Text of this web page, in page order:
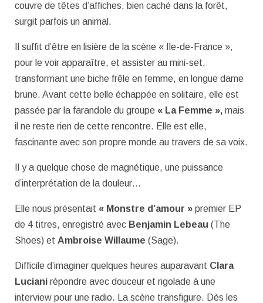
couvre de têtes d’affiches, bien caché dans la forêt,
surgit parfois un animal.
Il suffit d’être en lisière de la scène « Ile-de-France »,
pour le voir apparaître, et assister au mini-set,
transformant une biche frêle en femme, en longue dame
brune. Avant cette belle échappée en solitaire, elle est
passée par la farandole du groupe « La Femme », mais
il ne reste rien de cette rencontre. Elle est elle,
fascinante avec son propre monde au travers de sa voix.
Il y a quelque chose de magnétique, une puissance
d’interprétation de la douleur…
Elle nous présentait « Monstre d’amour » premier EP
de 4 titres, enregistré avec Benjamin Lebeau (The
Shoes) et Ambroise Willaume (Sage).
Difficile d’imaginer quelques heures auparavant Clara
Luciani répondre avec douceur et rigolade à une
interview pour une radio. La scène transfigure. Dès les